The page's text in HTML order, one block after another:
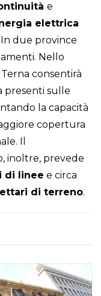
e
elettrica
In due province
Nello
consentirà
presenti sulle
la capacità
copertura
Il
inoltre, prevede
di linee e circa
di terreno.